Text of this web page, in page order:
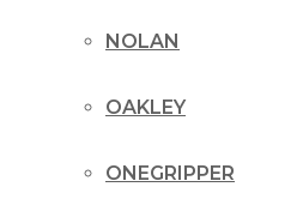
NOLAN
OAKLEY
ONEGRIPPER